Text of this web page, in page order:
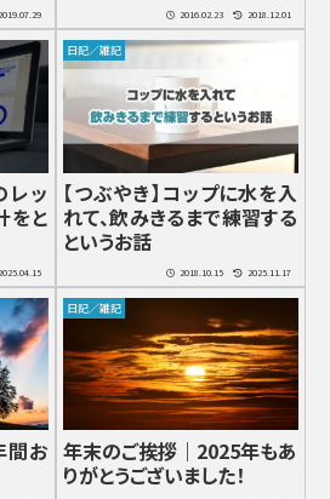
2019.07.29 2016.02.23 2018.12.01
レッ
をと
2025.04.15
日記／雑記
【つぶやき】コップに水を入
れて、飲みきるまで練習する
というお話
2018.10.15 2025.11.17
間お
日記／雑記
年末のご挨拶｜2025年もあ
りがとうございました！